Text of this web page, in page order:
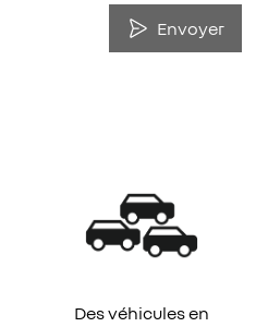
Envoyer
Des véhicules en